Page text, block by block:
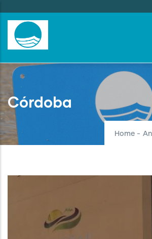
to
main
content
Córdoba
Home -